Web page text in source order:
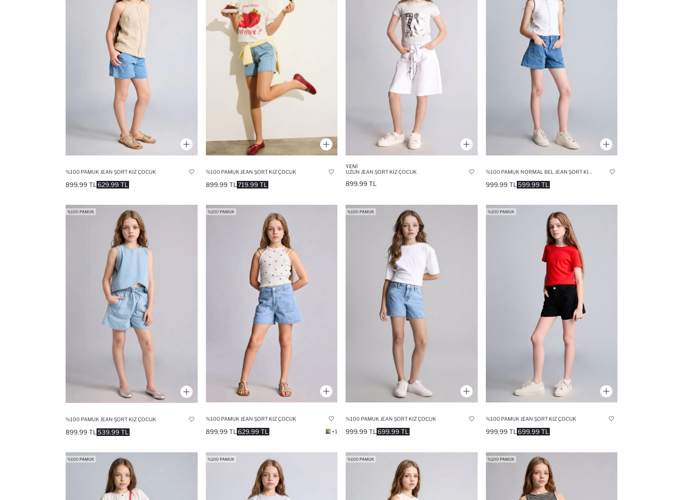
%100 PAMUK JEAN ŞORT KIZ ÇOCUK
629.99 TL
899.99 TL
%100 PAMUK JEAN ŞORT KIZ ÇOCUK
719.99 TL
899.99 TL
YENI
UZUN JEAN ŞORT KIZ ÇOCUK
899.99 TL 599.99 TL
999.99 TL
%100 PAMUK JEAN ŞORT KIZ ÇOCUK
539.99 TL
899.99 TL
%100 PAMUK JEAN ŞORT KIZ ÇOCUK
629.99 TL
899.99 TL +1
%100 PAMUK JEAN ŞORT KIZ ÇOCUK
699.99 TL
999.99 TL
%100 PAMUK JEAN ŞORT KIZ ÇOCUK
699.99 TL
999.99 TL